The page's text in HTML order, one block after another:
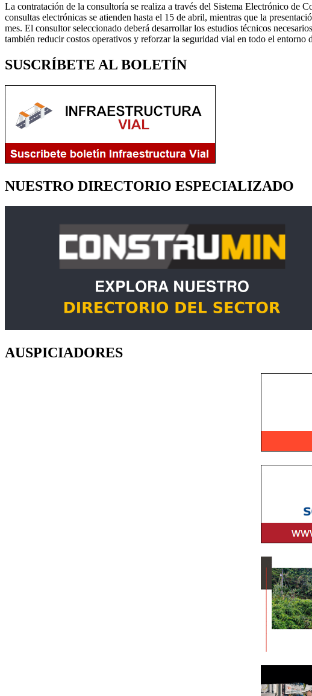
La contratación de la consultoría se realiza a través del Sistema Electrónico de
consultas electrónicas se atienden hasta el 15 de abril, mientras que la
mes. El consultor seleccionado deberá desarrollar los estudios técnicos
también reducir costos operativos y reforzar la seguridad vial en todo el entorno
SUSCRÍBETE AL BOLETÍN
NUESTRO DIRECTORIO ESPECIALIZADO
AUSPICIADORES